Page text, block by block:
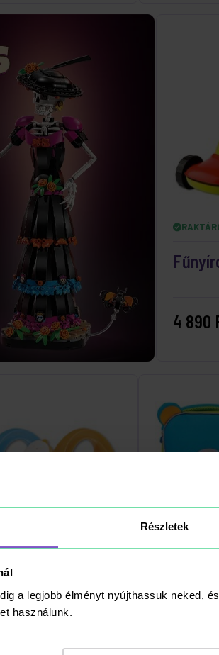
Részletek
a legjobb élményt nyújthassuk neked,
használunk.
4 890
0,5 liter
Bert, a